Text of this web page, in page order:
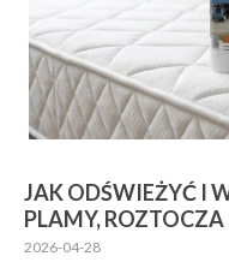
JAK ODŚWIEŻYĆ I
PLAMY,
2026-04-28